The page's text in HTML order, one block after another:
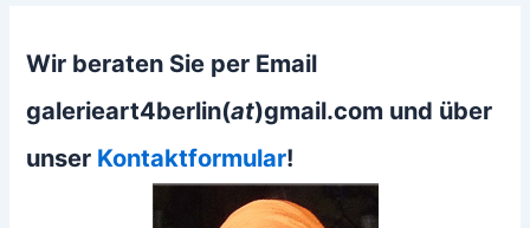
Wir beraten Sie per Email
galerieart4berlin(at)gmail.com und über
unser Kontaktformular!